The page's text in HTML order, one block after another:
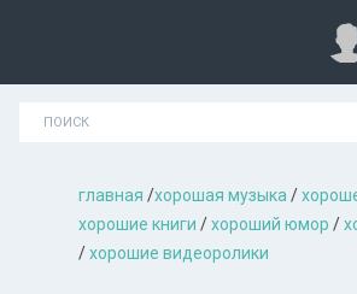
главная /хорошая музыкa /
хорошие книги /хороший юмор /
/хорошие видеоролики